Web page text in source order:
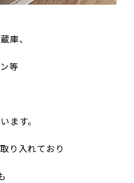
庫、
等
ます。
り入れており